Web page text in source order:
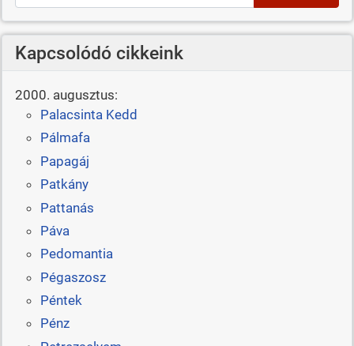
Kapcsolódó cikkeink
2000. augusztus:
Palacsinta Kedd
Pálmafa
Papagáj
Patkány
Pattanás
Páva
Pedomantia
Pégaszosz
Péntek
Pénz